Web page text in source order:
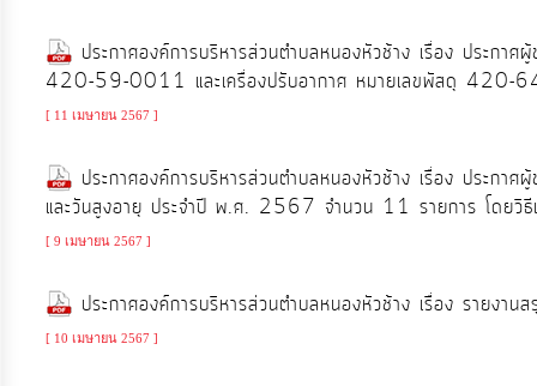
การ
เงิน
คลัง
ป้องกัน
การ
ประกาศองค์การบริหารส่วนตำบลหนองหัวช้าง เรื่อง ประกาศ
420-59-0011 และเครื่องปรับอากาศ หมายเลขพัสดุ 420-
[ 11 เมษายน 2567 ]
ประกาศองค์การบริหารส่วนตำบลหนองหัวช้าง เรื่อง ประกา
และวันสูงอายุ ประจำปี พ.ศ. 2567 จำนวน 11 รายการ โดยวิธีเ
[ 9 เมษายน 2567 ]
ประกาศองค์การบริหารส่วนตำบลหนองหัวช้าง เรื่อง รายง
[ 10 เมษายน 2567 ]